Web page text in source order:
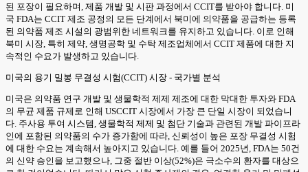
된 포장이 필요하며, 제품 개발 및 시판 과정에서 CCIT를 받아야 합니다. 미
국 FDA는 CCIT 제조 공정의 모든 단계에서 북미에 의약품을 공급하는 등록
된 의약품 제조 시설의 광범위한 네트워크를 유지하고 있습니다. 이로 인해
북미 시장, 특히 제약, 생명공학 및 수탁 제조업체에서 CCIT 제품에 대한 지
속적인 수요가 발생하고 있습니다.
미국의 용기 밀봉 무결성 시험(CCIT) 시장 - 국가별 분석
미국은 의약품 연구 개발 및 생물학적 제제 제조에 대한 막대한 투자와 FDA
의 무균 제품 규제로 인해 USCCIT 시장에서 가장 큰 단일 시장이 되었습니
다. 주사용 투여 시스템, 생물학적 제제 및 첨단 기술과 관련된 개발 파이프라
인에 포함된 의약품의 수가 증가함에 따라, 신뢰성이 높은 포장 무결성 시험
에 대한 수요는 계속해서 높아지고 있습니다. 예를 들어 2025년, FDA는 50건
의 신약 승인을 보고했으나, 그중 절반 이상(52%)은 극소수의 환자를 대상으